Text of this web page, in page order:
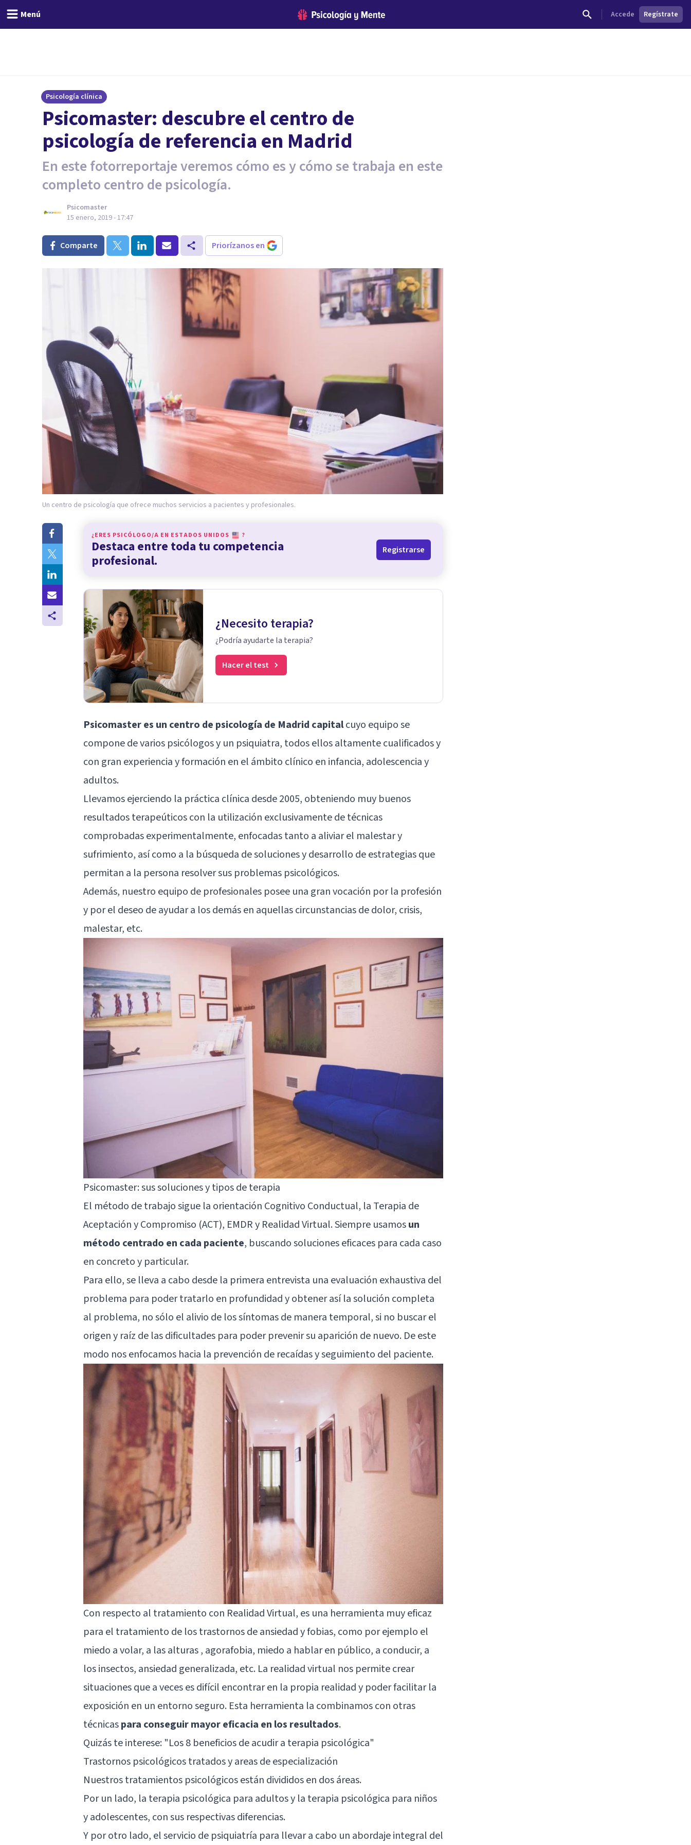
Menú Accede Regístrate
Psicología clínica
Psicomaster: descubre el centro de
psicología de referencia en Madrid
En este fotorreportaje veremos cómo es y cómo se trabaja en este
completo centro de psicología.
Psicomaster
15 enero, 2019 - 17:47
Comparte Priorízanos en
Un centro de psicología que ofrece muchos servicios a pacientes y profesionales.
¿ERES PSICÓLOGO/A EN ESTADOS UNIDOS ?
Destaca entre toda tu competencia
profesional.
Registrarse
¿Necesito terapia?
¿Podría ayudarte la terapia?
Hacer el test
Psicomaster es un centro de psicología de Madrid capitalcuyo equipo se
compone de varios psicólogos y un psiquiatra, todos ellos altamente cualificados y
con gran experiencia y formación en el ámbito clínico en infancia, adolescencia y
adultos.
Llevamos ejerciendo la práctica clínica desde 2005, obteniendo muy buenos
resultados terapeúticos con la utilización exclusivamente de técnicas
comprobadas experimentalmente, enfocadas tanto a aliviar el malestar y
sufrimiento, así como a la búsqueda de soluciones y desarrollo de estrategias que
permitan a la persona resolver sus problemas psicológicos.
Además, nuestro equipo de profesionales posee una gran vocación por la profesión
y por el deseo de ayudar a los demás en aquellas circunstancias de dolor, crisis,
malestar, etc.
Psicomaster: sus soluciones y tipos de terapia
El método de trabajo sigue la orientación Cognitivo Conductual, la Terapia de
Aceptación y Compromiso (ACT), EMDR y Realidad Virtual. Siempre usamosun
método centrado en cada paciente, buscando soluciones eficaces para cada caso
en concreto y particular.
Para ello, se lleva a cabo desde la primera entrevista una evaluación exhaustiva del
problema para poder tratarlo en profundidad y obtener así la solución completa
al problema, no sólo el alivio de los síntomas de manera temporal, si no buscar el
origen y raíz de las dificultades para poder prevenir su aparición de nuevo. De este
modo nos enfocamos hacia la prevención de recaídas y seguimiento del paciente.
Con respecto al tratamiento con Realidad Virtual, es una herramienta muy eficaz
para el tratamiento de los trastornos de ansiedad y fobias, como por ejemplo el
miedo a volar, a las alturas , agorafobia, miedo a hablar en público, a conducir, a
los insectos, ansiedad generalizada, etc. La realidad virtual nos permite crear
situaciones que a veces es difícil encontrar en la propia realidad y poder facilitar la
exposición en un entorno seguro. Esta herramienta la combinamos con otras
técnicaspara conseguir mayor eficacia en los resultados.
Quizás te interese: "Los 8 beneficios de acudir a terapia psicológica"
Trastornos psicológicos tratados y areas de especialización
Nuestros tratamientos psicológicos están divididos en dos áreas.
Por un lado, la terapia psicológica para adultos y la terapia psicológica para niños
y adolescentes, con sus respectivas diferencias.
Y por otro lado, el servicio de psiquiatría para llevar a cabo un abordaje integral del